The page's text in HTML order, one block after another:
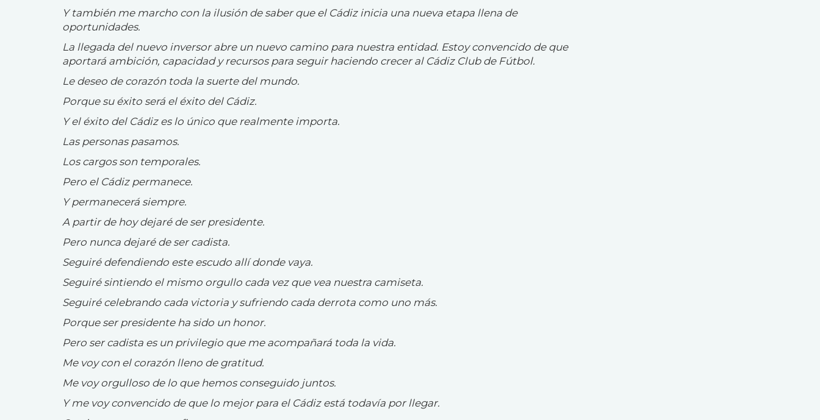
Y también me marcho con la ilusión de saber que el Cádiz inicia una nueva etapa llena de
oportunidades.
La llegada del nuevo inversor abre un nuevo camino para nuestra entidad. Estoy convencido de que
aportará ambición, capacidad y recursos para seguir haciendo crecer al Cádiz Club de Fútbol.
Le deseo de corazón toda la suerte del mundo.
Porque su éxito será el éxito del Cádiz.
Y el éxito del Cádiz es lo único que realmente importa.
Las personas pasamos.
Los cargos son temporales.
Pero el Cádiz permanece.
Y permanecerá siempre.
A partir de hoy dejaré de ser presidente.
Pero nunca dejaré de ser cadista.
Seguiré defendiendo este escudo allí donde vaya.
Seguiré sintiendo el mismo orgullo cada vez que vea nuestra camiseta.
Seguiré celebrando cada victoria y sufriendo cada derrota como uno más.
Porque ser presidente ha sido un honor.
Pero ser cadista es un privilegio que me acompañará toda la vida.
Me voy con el corazón lleno de gratitud.
Me voy orgulloso de lo que hemos conseguido juntos.
Y me voy convencido de que lo mejor para el Cádiz está todavía por llegar.